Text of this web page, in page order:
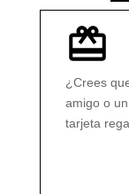
50
cantidad
¿Crees
amigo o
tarjeta